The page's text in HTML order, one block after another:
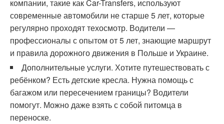
компании, такие как Car-Transfers, используют
современные автомобили не старше 5 лет, которые
регулярно проходят техосмотр. Водители —
профессионалы с опытом от 5 лет, знающие маршрут
и правила дорожного движения в Польше и Украине.
Дополнительные услуги. Хотите путешествовать с
ребёнком? Есть детские кресла. Нужна помощь с
багажом или пересечением границы? Водители
помогут. Можно даже взять с собой питомца в
переноске.